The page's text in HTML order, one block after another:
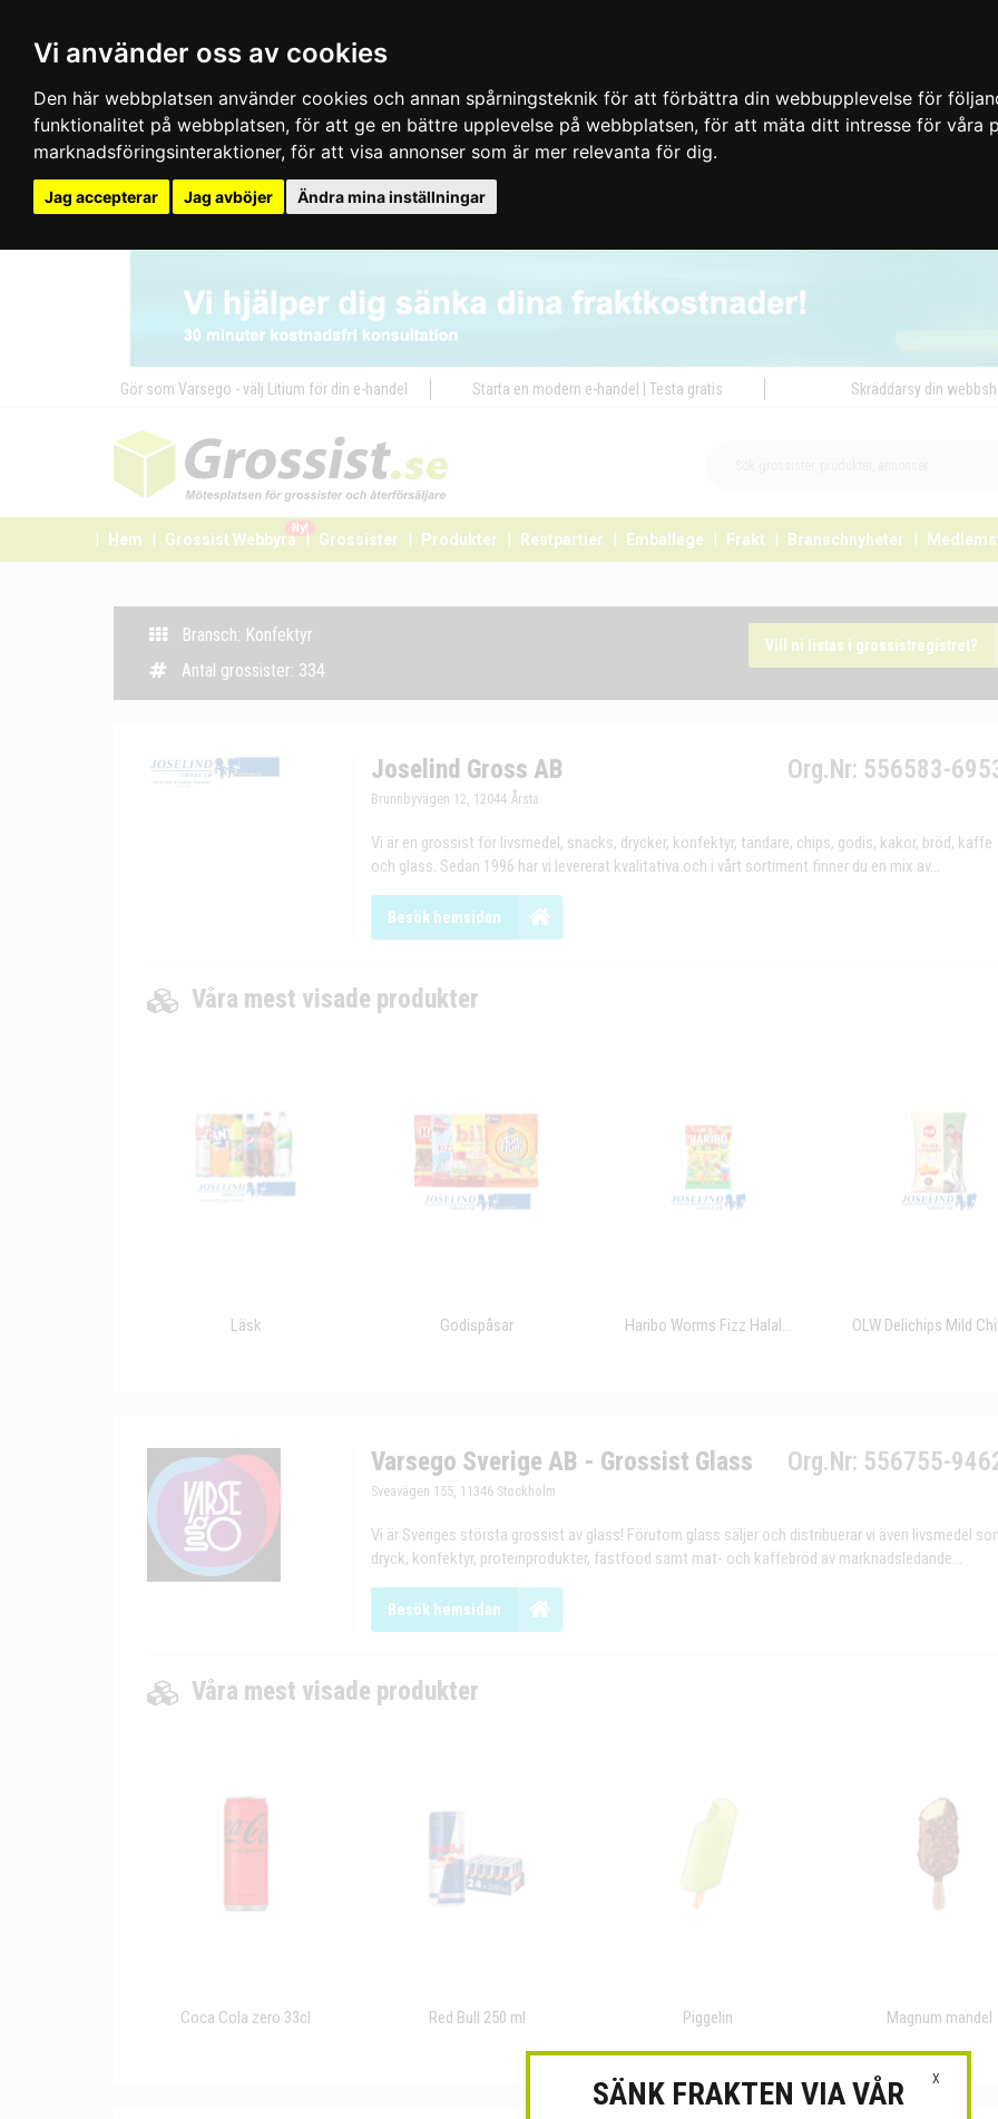
Vi använder oss av cookies
Den här webbplatsen använder cookies och annan spårningsteknik för att förbättra din webbupplevelse för
funktionalitet på webbplatsen, för att ge en bättre upplevelse på webbplatsen, för att mäta ditt intresse för våra
marknadsföringsinteraktioner, för att visa annonser som är mer relevanta för dig.
Jag accepterar Jag avböjer Ändra mina inställningar
Gör som Varsego - välj Litium för din e-handel Starta en modern e-handel | Testa gratis Skräddarsy din
Hem Grossist Webbyrå
Ny!
Grossister Produkter Restpartier Emballage Frakt Branschnyheter
Bransch: Konfektyr
Antal grossister: 334
Vill ni listas i grossistregistret?
Joselind Gross AB Org.Nr: 556583-
Brunnbyvägen 12, 12044 Årsta
Vi är en grossist för livsmedel, snacks, drycker, konfektyr, tändare, chips, godis, kakor, bröd, kaffe
och glass. Sedan 1996 har vi levererat kvalitativa och i vårt sortiment finner du en mix av...
Besök hemsidan
Våra mest visade produkter
Läsk Godispåsar Haribo Worms Fizz Halal... OLW Delichips Mild
Varsego Sverige AB - Grossist Glass Org.Nr: 556755-
Sveavägen 155, 11346 Stockholm
Vi är Sveriges största grossist av glass! Förutom glass säljer och distribuerar vi även livsmedel
dryck, konfektyr, proteinprodukter, fastfood samt mat- och kaffebröd av marknadsledande...
Besök hemsidan
Våra mest visade produkter
Coca Cola zero 33cl Red Bull 250 ml Piggelin Magnum mandel
X
SÄNK FRAKTEN VIA VÅR